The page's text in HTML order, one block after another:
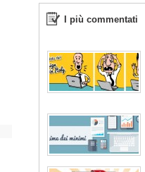
I più commentati